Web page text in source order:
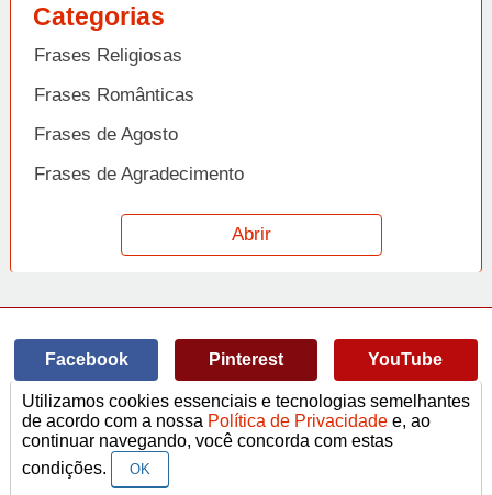
Categorias
Frases Religiosas
Frases Românticas
Frases de Agosto
Frases de Agradecimento
Frases de Amizade
Frases de Amor
Frases de Arrependimento
Frases de Atitude
Frases de Azar
Frases de Beijo
Abrir
Facebook Pinterest YouTube
© Copyright 2014-2022A Frase.
Termos de Uso / Privacidade
Frases
Vídeos
contato@afrase.com.br
Utilizamos cookies essenciais e tecnologias semelhantes
de acordo com a nossa Política de Privacidade e, ao
continuar navegando, você concorda com estas
condições.
OK